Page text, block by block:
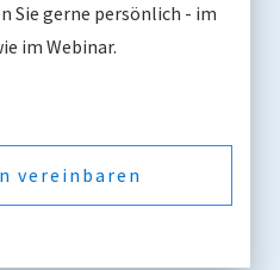
Sie gerne persönlich - im
im Webinar.
vereinbaren